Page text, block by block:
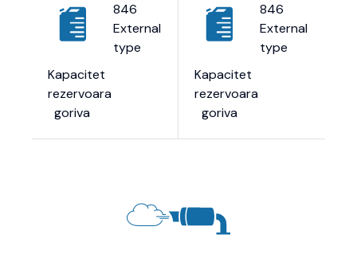
Kapacitet
rezervoara
goriva
846
External
type
Kapacitet
rezervoara
goriva
846
External
type